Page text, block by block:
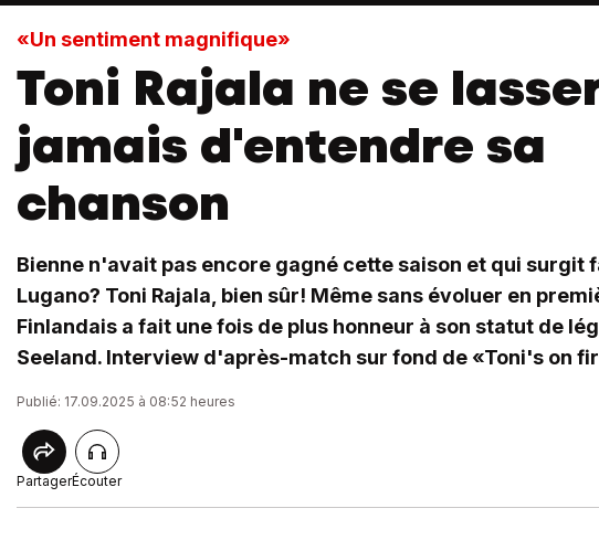
«Un sentiment magnifique»
Toni Rajala ne se
jamais d'entendre sa
chanson
Bienne n'avait pas encore gagné cette saison et qui surgit
Lugano? Toni Rajala, bien sûr! Même sans évoluer en
Finlandais a fait une fois de plus honneur à son statut de
Seeland. Interview d'après-match sur fond de «Toni's on
Publié: 17.09.2025 à 08:52 heures
PartagerÉcouter